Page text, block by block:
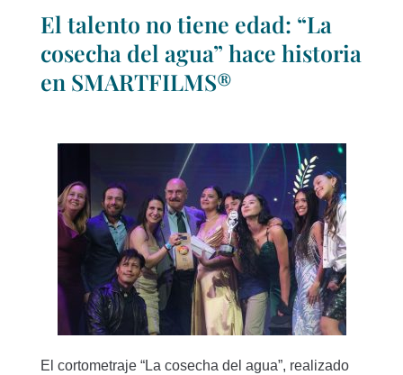
El talento no tiene edad: “La
cosecha del agua” hace historia
en SMARTFILMS®
El cortometraje “La cosecha del agua”, realizado